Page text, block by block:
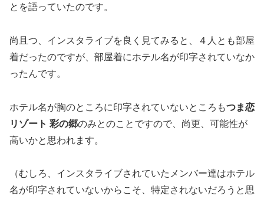
とを語っていたのです。
尚且つ、インスタライブを良く見てみると、４人とも部屋
着だったのですが、部屋着にホテル名が印字されていなか
ったんです。
ホテル名が胸のところに印字されていないところもつま恋
リゾート 彩の郷のみとのことですので、尚更、可能性が
高いかと思われます。
（むしろ、インスタライブされていたメンバー達はホテル
名が印字されていないからこそ、特定されないだろうと思